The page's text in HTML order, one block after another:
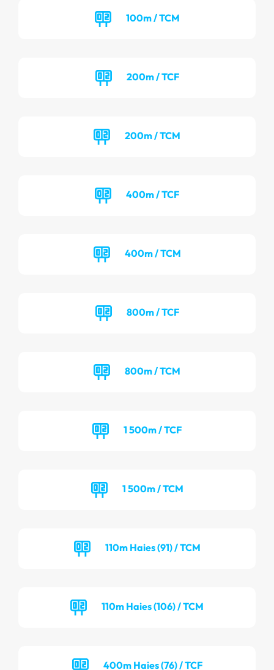
100m / TCM
200m / TCF
200m / TCM
400m / TCF
400m / TCM
800m / TCF
800m / TCM
1 500m / TCF
1 500m / TCM
110m Haies (91) / TCM
110m Haies (106) / TCM
400m Haies (76) / TCF